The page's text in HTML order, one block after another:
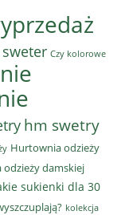
Czy kolorowe
hm swetry
Hurtownia odzieży
damskiej
sukienki dla 30
kolekcja